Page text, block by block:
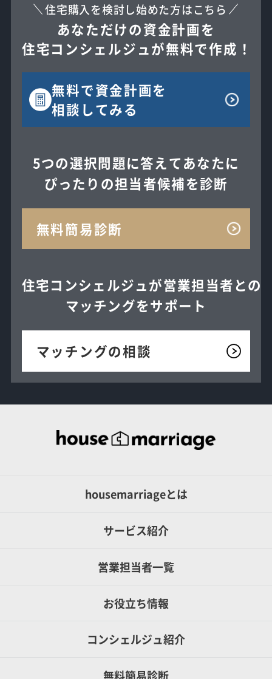
住宅購入を検討し始めた方はこちら
あなただけの資金計画を
住宅コンシェルジュが無料で作成！
無料で資金計画を
相談してみる
5つの選択問題に答えてあなたに
ぴったりの担当者候補を診断
無料簡易診断
住宅コンシェルジュが営業担当者との
マッチングをサポート
マッチングの相談
housemarriageとは
サービス紹介
営業担当者一覧
お役立ち情報
コンシェルジュ紹介
無料簡易診断